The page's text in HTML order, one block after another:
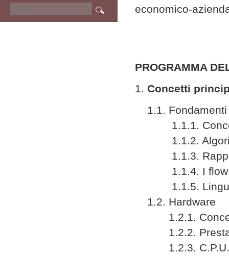
economico-
PROGRAMMA
1. Concetti
1.1. Fondamenti
1.1.1.
1.1.2.
1.1.3.
1.1.4. I flow
1.1.5.
1.2. Hardware
1.2.1.
1.2.2.
1.2.3. C.P.U.